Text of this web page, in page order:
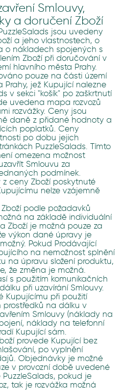
Smlouvy,
a doručení Zboží
jsou uvedeny
a jeho vlastnostech, o
o nákladech spojených s
Zboží při doručování v
hlavního města Prahy.
pouze na části území
Prahy, jež Kupující nalezne
v sekci "košík" po zaškrtnutí
uvedena mapa rozvozů
rozvážky. Ceny jsou
daně z přidané hodnoty a
poplatků. Ceny
po dobu jejich
PuzzleSalads. Tímto
omezena možnost
Smlouvu za
podmínek.
z ceny Zboží poskytnuté
nelze vzájemně
Zboží podle požadavků
na základě individuální
Zboží je možná pouze za
výkon dané úpravy je
Pokud Prodávající
na nemožnost splnění
na úpravu složení produktu,
že změna je možná.
s použitím komunikačních
při uzavírání Smlouvy.
Kupujícímu při použití
prostředků na dálku v
Smlouvy (náklady na
náklady na telefonní
Kupující sám.
provede Kupující bez
po vyplnění
Objednávky je možné
v provozní době uvedené
PuzzleSalads, pokud je
tak je rozvážka možná